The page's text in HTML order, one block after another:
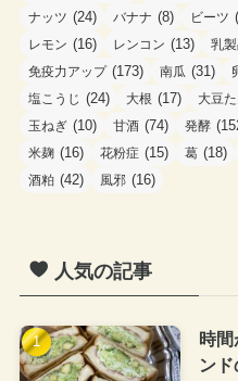
ナッツ (24) バナナ (8) ビーツ
レモン (16) レンコン (13) 乳
免疫力アップ(173) 南瓜 (31)
塩こうじ (24) 大根 (17) 大豆
玉ねぎ (10) 甘酒 (74) 発酵
米麹 (16) 花粉症 (15) 葛 (18)
酒粕 (42) 風邪 (16)
人気の記事
時
ン